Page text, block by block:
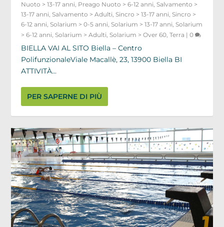
Nuoto > 13-17 anni, Preago Nuoto > 6-12 anni,Salvamento >
13-17 anni,Salvamento > Adulti,Sincro > 13-17 anni,Sincro >
6-12 anni,Solarium > 0-5 anni,Solarium > 13-17 anni,Solarium
> 6-12 anni,Solarium > Adulti,Solarium > Over 60,Terra |0
BIELLA VAI AL SITO Biella – Centro
PolifunzionaleViale Macallè, 23, 13900 Biella BI
ATTIVITÀ...
PER SAPERNE DI PIÙ